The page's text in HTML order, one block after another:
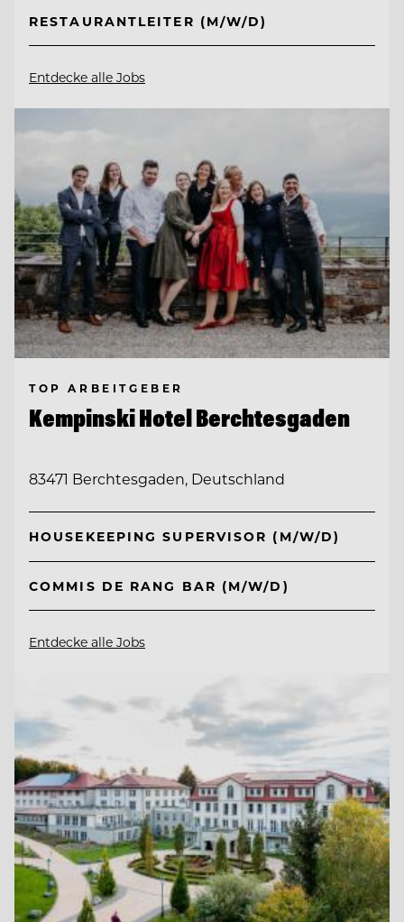
RESTAURANTLEITER (M/W/D)
Entdecke alle Jobs
TOP ARBEITGEBER
Kempinski Hotel Berchtesgaden
83471 Berchtesgaden, Deutschland
HOUSEKEEPING SUPERVISOR (M/W/D)
COMMIS DE RANG BAR (M/W/D)
Entdecke alle Jobs